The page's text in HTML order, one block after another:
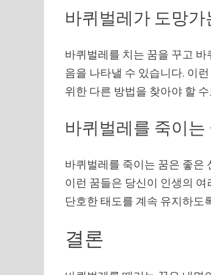
바퀴벌레가 도망가
바퀴벌레를 치는 꿈을 꾸고
음을 나타낼 수 있습니다. 이
위한 다른 방법을 찾아야 할
바퀴벌레를 죽이는
바퀴벌레를 죽이는 꿈은 좋은
이런 꿈들은 당신이 인생의
단호한 태도를 계속 유지하도
결론